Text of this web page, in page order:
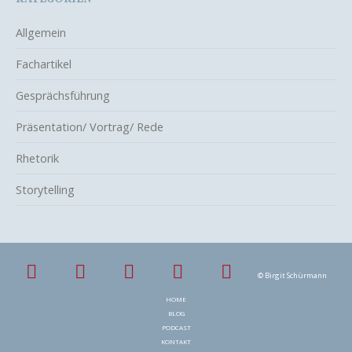
Allgemein
Fachartikel
Gesprächsführung
Präsentation/ Vortrag/ Rede
Rhetorik
Storytelling
© Birgit Schürmann
HOME
BLOG
PODCAST
KONTAKT